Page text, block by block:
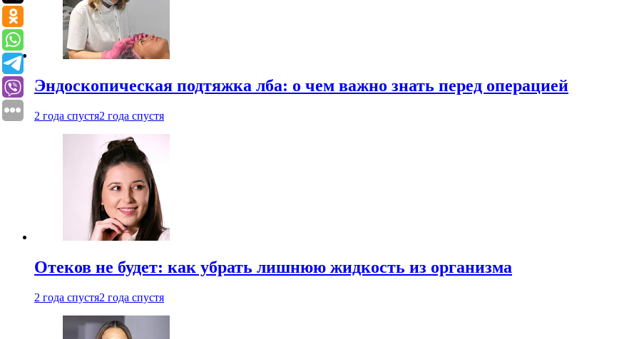
Эндоскопическая подтяжка лба: о чем важно знать перед операцией
2 года спустя2 года спустя
Отеков не будет: как убрать лишнюю жидкость из организма
2 года спустя2 года спустя